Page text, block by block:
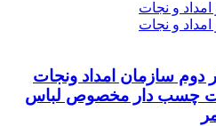
دوم سازمان امداد ونجات
چسب دار مخصوص لباس